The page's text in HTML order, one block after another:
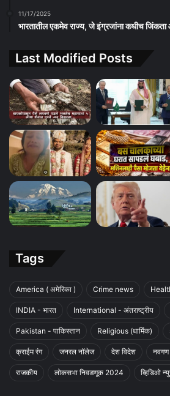
11/17/2025
भारतातील एकमेव राज्य, जे इंग्रजांना कधीच
Last Modified Posts
Tags
America ( अमेरिका ) Crime news
INDIA - भारत International - अंतराष्ट्रीय
Pakistan - पाकिस्तान Religious (धार्मिक)
क्राईम रंग जनरल नॉलेज देश विदेश नवगण
राजकीय लोकसभा निवडणूक 2024 व्हिडिओ